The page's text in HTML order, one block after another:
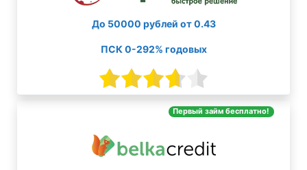
До 50000 рублей от 0.43
ПСК 0-292% годовых
Первый займ бесплатно!